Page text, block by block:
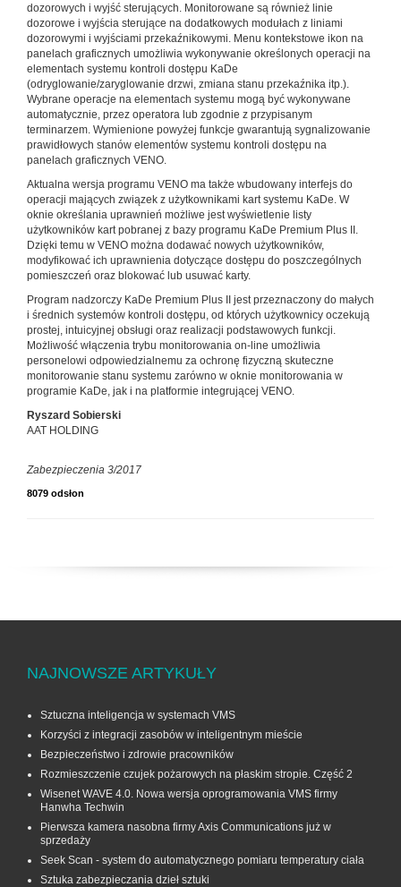
dozorowych i wyjść sterujących. Monitorowane są również linie
dozorowe i wyjścia sterujące na dodatkowych modułach z liniami
dozorowymi i wyjściami przekaźnikowymi. Menu kontekstowe ikon na
panelach graficznych umożliwia wykonywanie określonych operacji na
elementach systemu kontroli dostępu KaDe
(odryglowanie/zaryglowanie drzwi, zmiana stanu przekaźnika itp.).
Wybrane operacje na elementach systemu mogą być wykonywane
automatycznie, przez operatora lub zgodnie z przypisanym
terminarzem. Wymienione powyżej funkcje gwarantują sygnalizowanie
prawidłowych stanów elementów systemu kontroli dostępu na
panelach graficznych VENO.
Aktualna wersja programu VENO ma także wbudowany interfejs do
operacji mających związek z użytkownikami kart systemu KaDe. W
oknie określania uprawnień możliwe jest wyświetlenie listy
użytkowników kart pobranej z bazy programu KaDe Premium Plus II.
Dzięki temu w VENO można dodawać nowych użytkowników,
modyfikować ich uprawnienia dotyczące dostępu do poszczególnych
pomieszczeń oraz blokować lub usuwać karty.
Program nadzorczy KaDe Premium Plus II jest przeznaczony do małych
i średnich systemów kontroli dostępu, od których użytkownicy oczekują
prostej, intuicyjnej obsługi oraz realizacji podstawowych funkcji.
Możliwość włączenia trybu monitorowania on-line umożliwia
personelowi odpowiedzialnemu za ochronę fizyczną skuteczne
monitorowanie stanu systemu zarówno w oknie monitorowania w
programie KaDe, jak i na platformie integrującej VENO.
Ryszard Sobierski
AAT HOLDING
Zabezpieczenia 3/2017
8079 odsłon
NAJNOWSZE ARTYKUŁY
Sztuczna inteligencja w systemach VMS
Korzyści z integracji zasobów w inteligentnym mieście
Bezpieczeństwo i zdrowie pracowników
Rozmieszczenie czujek pożarowych na płaskim stropie. Część 2
Wisenet WAVE 4.0. Nowa wersja oprogramowania VMS firmy
Hanwha Techwin
Pierwsza kamera nasobna firmy Axis Communications już w
sprzedaży
Seek Scan - system do automatycznego pomiaru temperatury ciała
Sztuka zabezpieczania dzieł sztuki